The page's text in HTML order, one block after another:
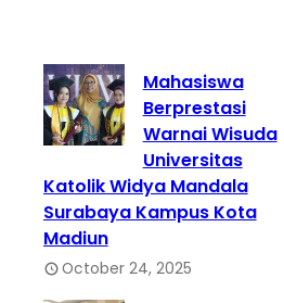
Mahasiswa
Berprestasi
Warnai Wisuda
Universitas
Katolik Widya Mandala
Surabaya Kampus Kota
Madiun
October 24, 2025